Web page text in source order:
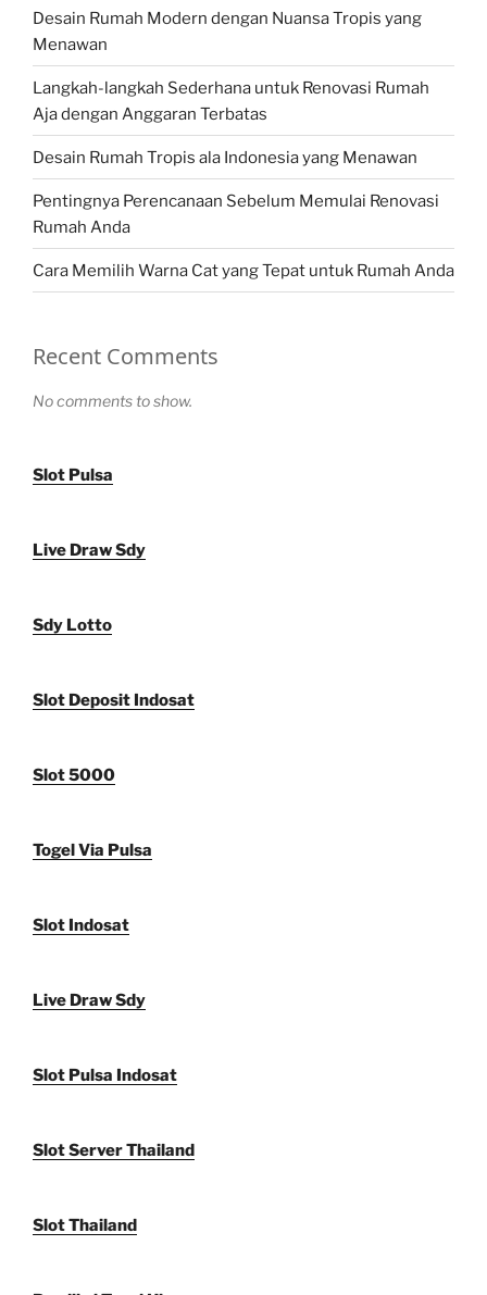
Desain Rumah Modern dengan Nuansa Tropis yang
Menawan
Langkah-langkah Sederhana untuk Renovasi Rumah
Aja dengan Anggaran Terbatas
Desain Rumah Tropis ala Indonesia yang Menawan
Pentingnya Perencanaan Sebelum Memulai Renovasi
Rumah Anda
Cara Memilih Warna Cat yang Tepat untuk Rumah Anda
Recent Comments
No comments to show.
Slot Pulsa
Live Draw Sdy
Sdy Lotto
Slot Deposit Indosat
Slot 5000
Togel Via Pulsa
Slot Indosat
Live Draw Sdy
Slot Pulsa Indosat
Slot Server Thailand
Slot Thailand